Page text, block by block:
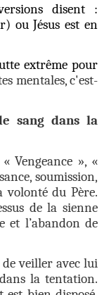
disent :
ou Jésus est en
extrême pour
mentales, c'est-
sang dans la
Vengeance », «
soumission,
volonté du Père.
de la sienne
et l’abandon de
veiller avec lui
la tentation.